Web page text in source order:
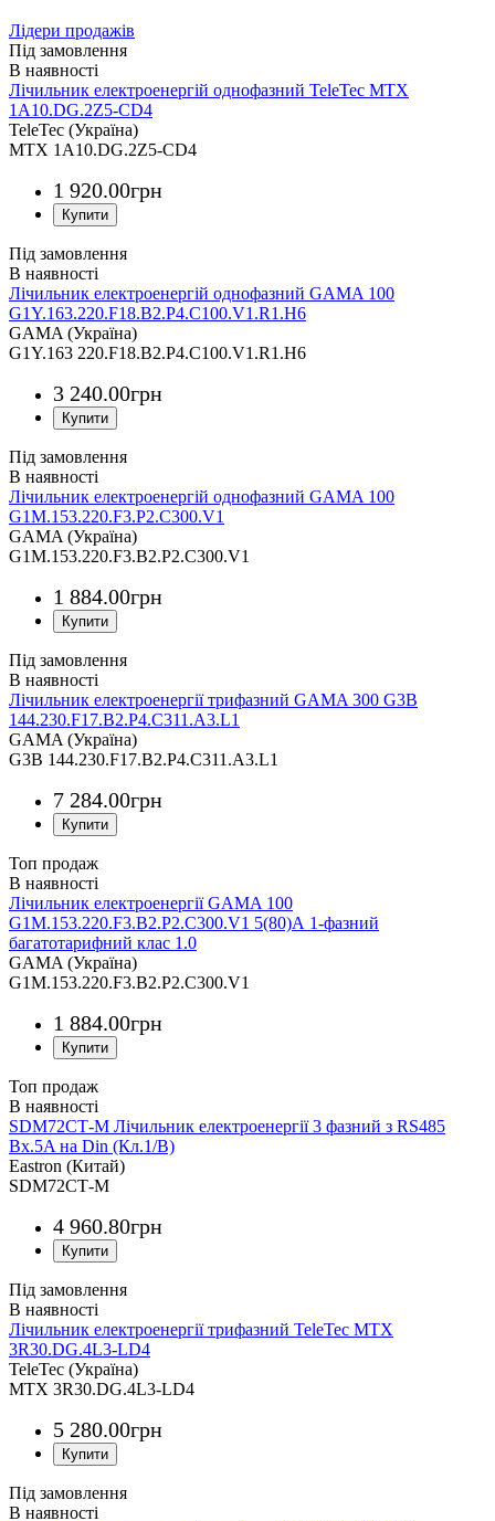
Лідери продажів
Під замовлення
Лічильник електроенергій однофазний TeleTec MTX
1A10.DG.2Z5-CD4
TeleTec (Україна)
MTX 1A10.DG.2Z5-СD4
1 920.00грн
Під замовлення
Лічильник електроенергій однофазний GAMA 100
G1Y.163.220.F18.B2.P4.C100.V1.R1.H6
GAMA (Україна)
G1Y.163 220.F18.B2.P4.C100.V1.R1.H6
3 240.00грн
Під замовлення
Лічильник електроенергій однофазний GAMA 100
G1M.153.220.F3.P2.C300.V1
GAMA (Україна)
G1M.153.220.F3.B2.P2.C300.V1
1 884.00грн
Під замовлення
Лічильник електроенергії трифазний GAMA 300 G3B
144.230.F17.B2.P4.C311.A3.L1
GAMA (Україна)
G3B 144.230.F17.B2.P4.C311.A3.L1
7 284.00грн
Топ продаж
Лічильник електроенергії GAMA 100
G1M.153.220.F3.B2.P2.C300.V1 5(80)А 1-фазний
багатотарифний клас 1.0
GAMA (Україна)
G1M.153.220.F3.В2.P2.C300.V1
1 884.00грн
Топ продаж
SDM72СТ-М Лічильник електроенергії 3 фазний з RS485
Вх.5A на Din (Кл.1/B)
Eastron (Китай)
SDM72СТ-М
4 960.80грн
Під замовлення
Лічильник електроенергії трифазний TeleTec MTX
3R30.DG.4L3-LD4
TeleTec (Україна)
MTX 3R30.DG.4L3-LD4
5 280.00грн
Під замовлення